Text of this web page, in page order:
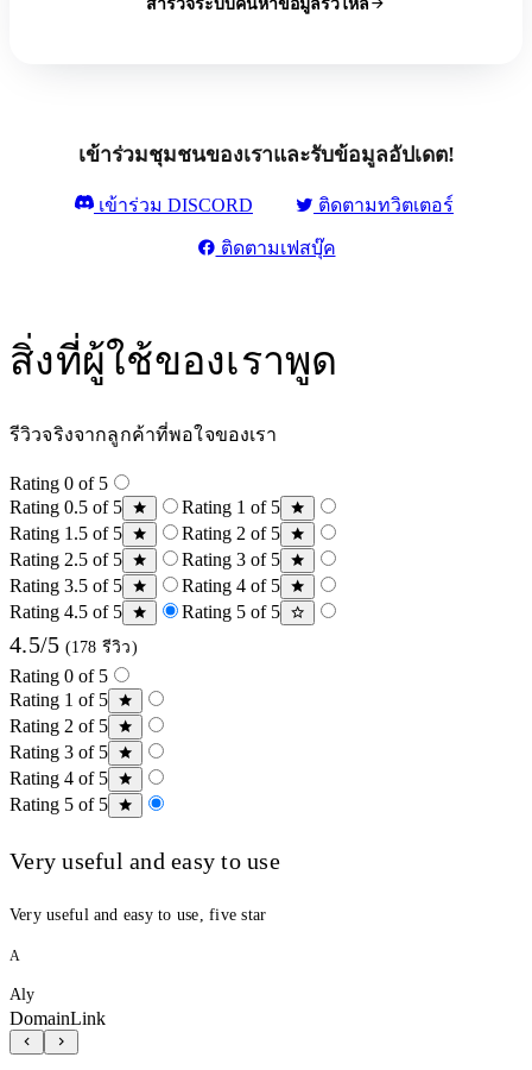
สำรวจระบบค้นหาข้อมูลรั่วไหล
เข้าร่วมชุมชนของเราและรับข้อมูลอัปเดต!
เข้าร่วม DISCORD ติดตามทวิตเตอร์
ติดตามเฟสบุ๊ค
สิ่งที่ผู้ใช้ของเราพูด
รีวิวจริงจากลูกค้าที่พอใจของเรา
Rating 0 of 5
Rating 0.5 of 5
Rating 1 of 5
Rating 1.5 of 5
Rating 2 of 5
Rating 2.5 of 5
Rating 3 of 5
Rating 3.5 of 5
Rating 4 of 5
Rating 4.5 of 5
Rating 5 of 5
4.5/5 (178 รีวิว)
Rating 0 of 5
Rating 1 of 5
Rating 2 of 5
Rating 3 of 5
Rating 4 of 5
Rating 5 of 5
Very useful and easy to use
Very useful and easy to use, five star
A
Aly
DomainLink